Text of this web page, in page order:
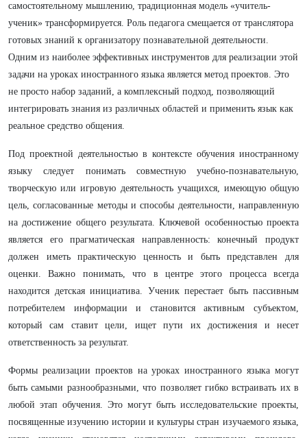
самостоятельному мышлению, традиционная модель «учитель-
ученик» трансформируется. Роль педагога смещается от транслятора
готовых знаний к организатору познавательной деятельности.
Одним из наиболее эффективных инструментов для реализации этой
задачи на уроках иностранного языка является метод проектов. Это
не просто набор заданий, а комплексный подход, позволяющий
интегрировать знания из различных областей и применить язык как
реальное средство общения.
Под проектной деятельностью в контексте обучения иностранному
языку следует понимать совместную учебно-познавательную,
творческую или игровую деятельность учащихся, имеющую общую
цель, согласованные методы и способы деятельности, направленную
на достижение общего результата. Ключевой особенностью проекта
является его прагматическая направленность: конечный продукт
должен иметь практическую ценность и быть представлен для
оценки. Важно понимать, что в центре этого процесса всегда
находится детская инициатива. Ученик перестает быть пассивным
потребителем информации и становится активным субъектом,
который сам ставит цели, ищет пути их достижения и несет
ответственность за результат.
Формы реализации проектов на уроках иностранного языка могут
быть самыми разнообразными, что позволяет гибко встраивать их в
любой этап обучения. Это могут быть исследовательские проекты,
посвященные изучению истории и культуры стран изучаемого языка,